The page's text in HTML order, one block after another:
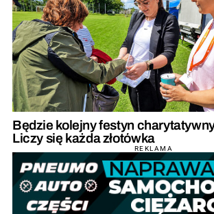
Będzie kolejny festyn
Liczy się każda złotówka
REKLAMA